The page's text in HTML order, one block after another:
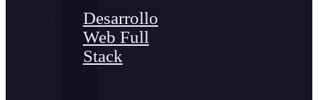
Desarrollo
Web Full
Stack